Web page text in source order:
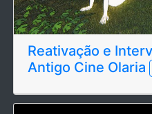
Reativação e
Antigo Cine Olaria